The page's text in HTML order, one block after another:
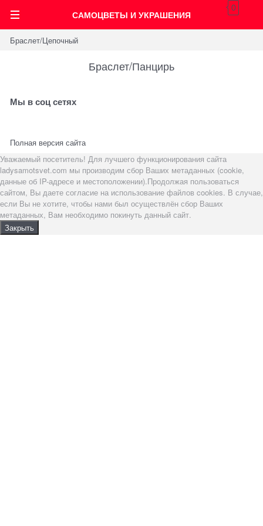
САМОЦВЕТЫ И УКРАШЕНИЯ
0
Браслет/Цепочный
Браслет/Панцирь
Мы в соц сетях
Полная версия сайта
Уважаемый посетитель! Для лучшего функционирования сайта
ladysamotsvet.com мы производим сбор Ваших метаданных (cookie,
данные об IP-адресе и местоположении).Продолжая пользоваться
сайтом, Вы даете согласие на использование файлов cookies. В случае,
если Вы не хотите, чтобы нами был осуществлён сбор Ваших
метаданных, Вам необходимо покинуть данный сайт.
Закрыть